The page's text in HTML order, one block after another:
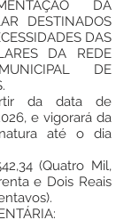
DA
DESTINADOS
DAS
DA REDE
DE
da data de
e vigorará da
até o dia
(Quatro Mil,
e Dois Reais